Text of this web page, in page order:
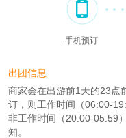
手机预订
出团信息
商家会在出游前1天的23点
订，则工作时间（06:00-
非工作时间（20:00-05:59
知。